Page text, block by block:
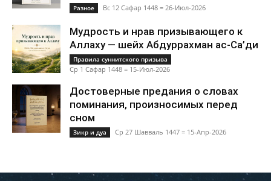
Разное Вс 12 Сафар 1448 = 26-Июл-2026
Мудрость и нрав призывающего к
Аллаху — шейх Абдуррахман ас-Са’ди
Правила суннитского призыва
Ср 1 Сафар 1448 = 15-Июл-2026
Достоверные предания о словах
поминания, произносимых перед
сном
Зикр и дуа Ср 27 Шавваль 1447 = 15-Апр-2026